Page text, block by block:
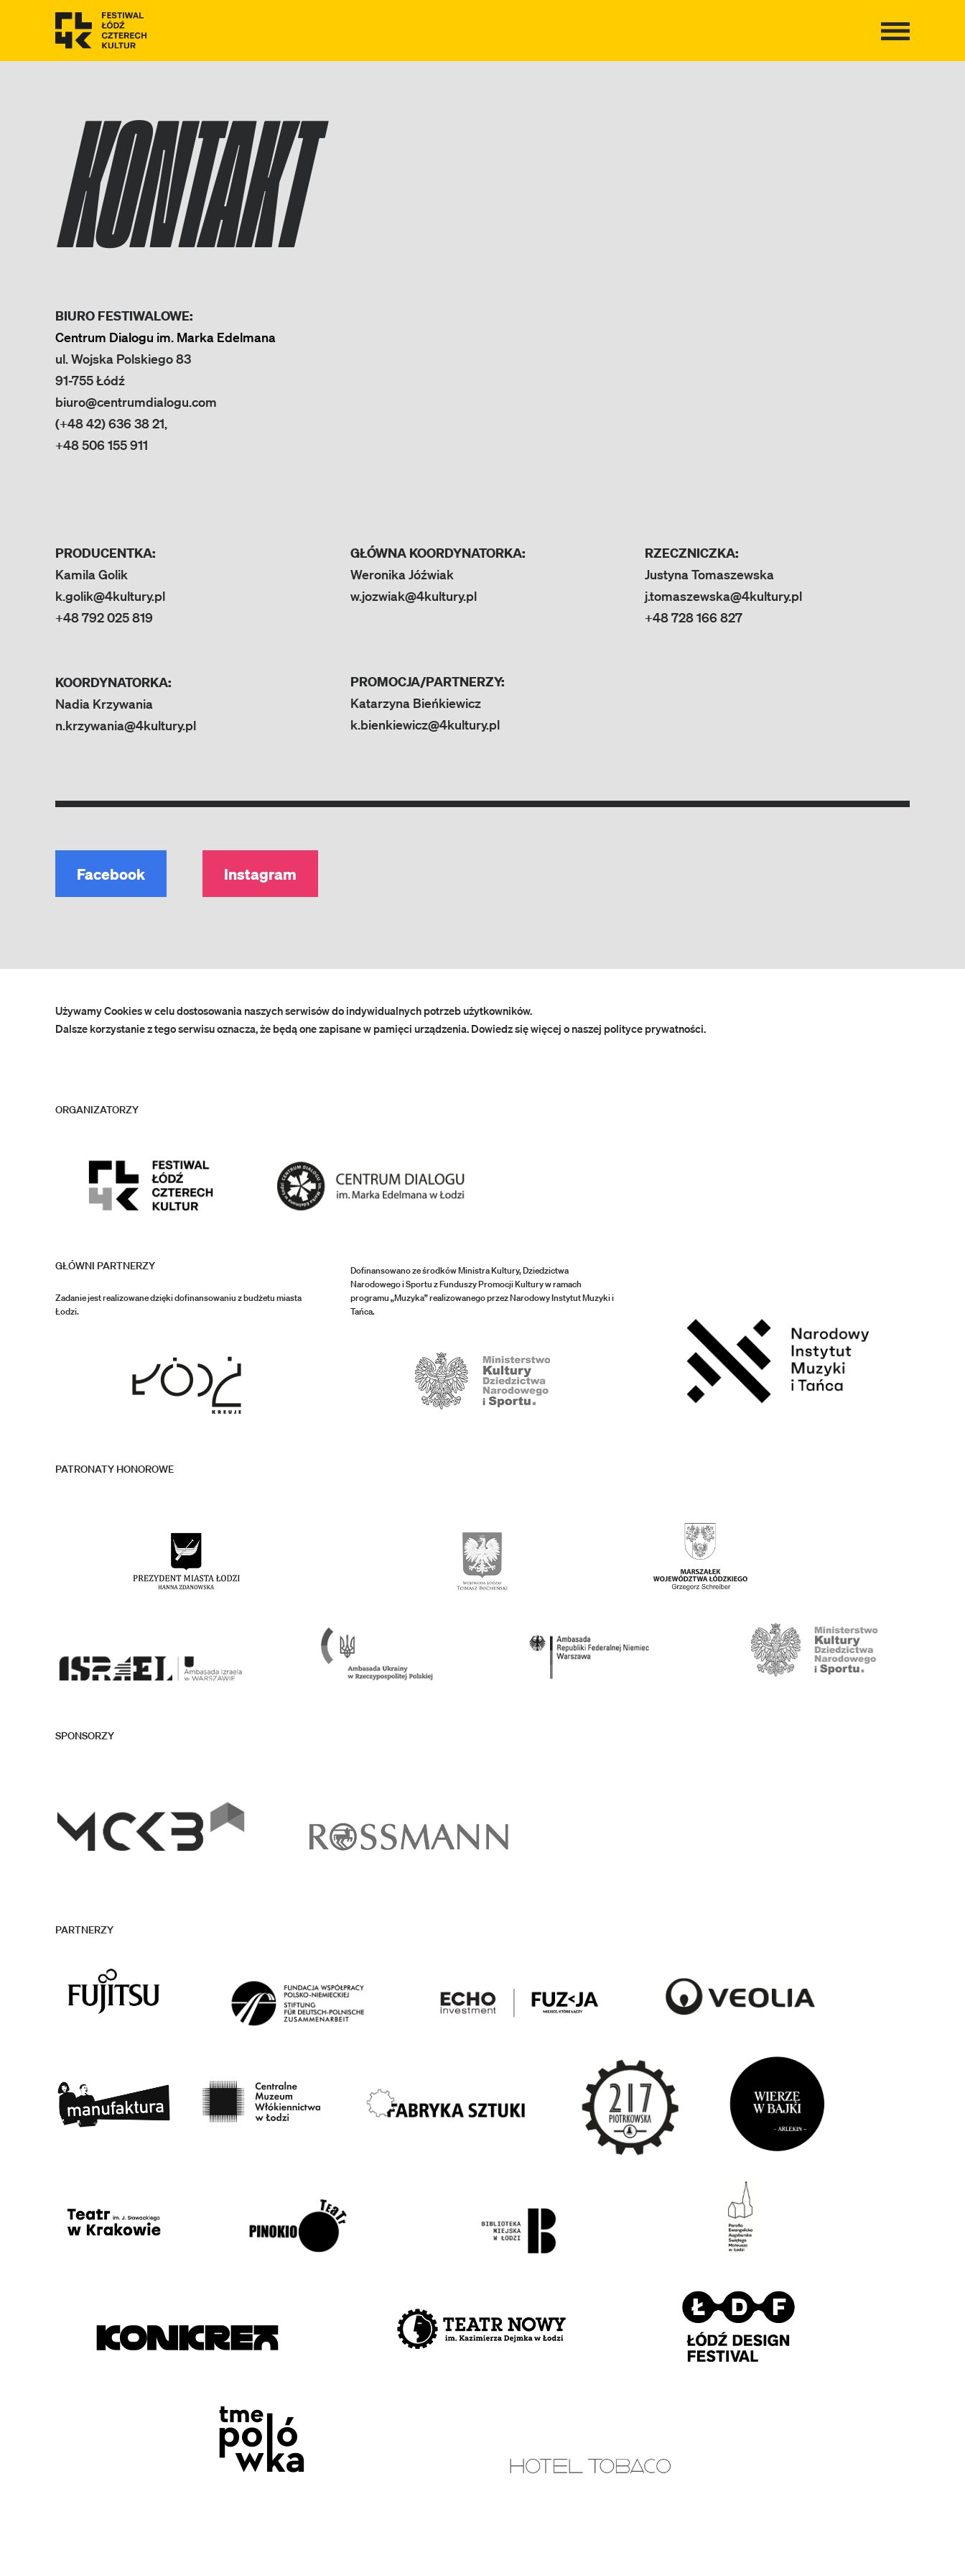
KONTAKT
BIURO FESTIWALOWE:
Centrum Dialogu im. Marka Edelmana
ul. Wojska Polskiego 83
91-755 Łódź
biuro@centrumdialogu.com
(+48 42) 636 38 21,
+48 506 155 911
PRODUCENTKA:
Kamila Golik
k.golik@4kultury.pl
+48 792 025 819
KOORDYNATORKA:
Nadia Krzywania
n.krzywania@4kultury.pl
GŁÓWNA KOORDYNATORKA:
Weronika Jóźwiak
w.jozwiak@4kultury.pl
PROMOCJA/PARTNERZY:
Katarzyna Bieńkiewicz
k.bienkiewicz@4kultury.pl
RZECZNICZKA:
Justyna Tomaszewska
j.tomaszewska@4kultury.pl
+48 728 166 827
Facebook Instagram
Używamy Cookies w celu dostosowania naszych serwisów do indywidualnych potrzeb użytkowników.
Dalsze korzystanie z tego serwisu oznacza, że będą one zapisane w pamięci urządzenia. Dowiedz się więcej o naszej polityce prywatności.
ORGANIZATORZY
GŁÓWNI PARTNERZY
Zadanie jest realizowane dzięki dofinansowaniu z budżetu miasta
Łodzi.
Dofinansowano ze środków Ministra Kultury, Dziedzictwa
Narodowego i Sportu z Funduszy Promocji Kultury w ramach
programu „Muzyka” realizowanego przez Narodowy Instytut Muzyki i
Tańca.
PATRONATY HONOROWE
SPONSORZY
PARTNERZY